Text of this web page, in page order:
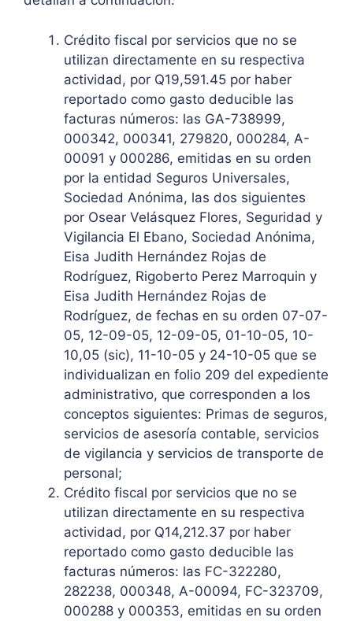
Crédito fiscal por servicios que no se
utilizan directamente en su respectiva
actividad, por Q19,591.45 por haber
reportado como gasto deducible las
facturas números: las GA-738999,
000342, 000341, 279820, 000284, A-
00091 y 000286, emitidas en su orden
por la entidad Seguros Universales,
Sociedad Anónima, las dos siguientes
por Osear Velásquez Flores, Seguridad y
Vigilancia El Ebano, Sociedad Anónima,
Eisa Judith Hernández Rojas de
Rodríguez, Rigoberto Perez Marroquin y
Eisa Judith Hernández Rojas de
Rodríguez, de fechas en su orden 07-07-
05, 12-09-05, 12-09-05, 01-10-05, 10-
10,05 (sic), 11-10-05 y 24-10-05 que se
individualizan en folio 209 del expediente
administrativo, que corresponden a los
conceptos siguientes: Primas de seguros,
servicios de asesoría contable, servicios
de vigilancia y servicios de transporte de
personal;
Crédito fiscal por servicios que no se
utilizan directamente en su respectiva
actividad, por Q14,212.37 por haber
reportado como gasto deducible las
facturas números: las FC-322280,
282238, 000348, A-00094, FC-323709,
000288 y 000353, emitidas en su orden